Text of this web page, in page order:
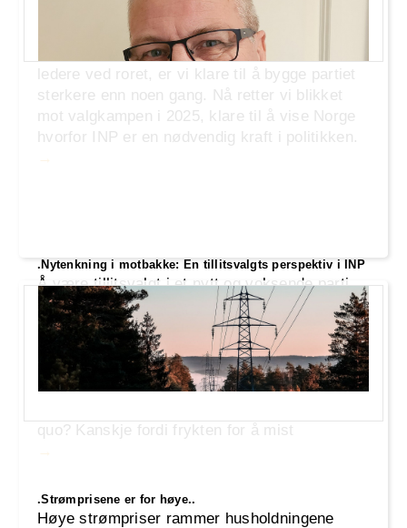
Industri- og Næringspartiet (INP) har hatt sine
utfordringer, men vi er langt fra historie. Med
en dedikert kjerne av medlemmer og dyktige
ledere ved roret, er vi klare til å bygge partiet
sterkere enn noen gang. Nå retter vi blikket
mot valgkampen i 2025, klare til å vise Norge
hvorfor INP er en nødvendig kraft i politikken.
.Nytenkning i motbakke: En tillitsvalgts perspektiv i INP
Å være tillitsvalgt i et nytt og voksende parti
som Industri- og Næringspartiet (INP) er alt
annet enn enkelt. Vi utfordrer det etablerte og
prøver å introdusere nye ideer for å styre
landet, men møter ofte skepsis, motstand og
hån. Hvorfor er det så vanskelig å skape
quo? Kanskje fordi frykten for å mist
.Strømprisene er for høye..
Høye strømpriser rammer husholdningene